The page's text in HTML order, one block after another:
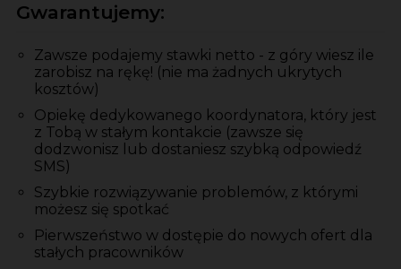
Gwarantujemy:
Zawsze podajemy stawki netto - z góry wiesz ile
zarobisz na rękę! (nie ma żadnych ukrytych
kosztów)
Opiekę dedykowanego koordynatora, który jest
z Tobą w stałym kontakcie (zawsze się
dodzwonisz lub dostaniesz szybką odpowiedź
SMS)
Szybkie rozwiązywanie problemów, z którymi
możesz się spotkać
Pierwszeństwo w dostępie do nowych ofert dla
stałych pracowników